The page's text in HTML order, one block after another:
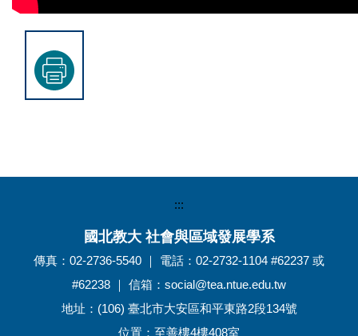
:::
國北教大 社會與區域發展學系
傳真：02-2736-5540 ｜ 電話：02-2732-1104 #62237 或
#62238 ｜ 信箱：social@tea.ntue.edu.tw
地址：(106) 臺北市大安區和平東路2段134號
位置：至善樓4樓408室